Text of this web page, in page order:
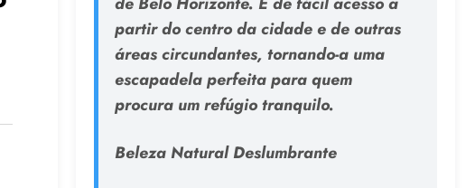
partir do centro da cidade e de outras
áreas circundantes, tornando-a uma
escapadela perfeita para quem
procura um refúgio tranquilo.
Beleza Natural Deslumbrante